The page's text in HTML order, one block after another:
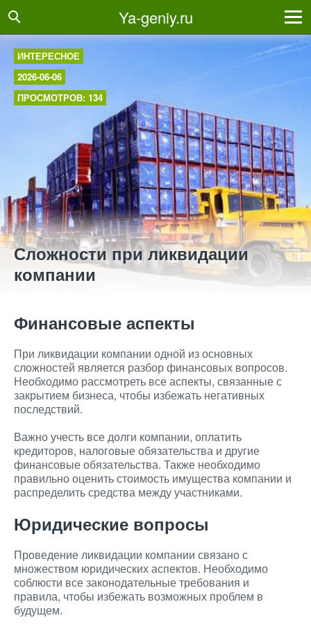
Ya-geniy.ru
ИНТЕРЕСНОЕ
2026-06-06
ПРОСМОТРОВ: 134
Сложности при ликвидации
компании
Финансовые аспекты
При ликвидации компании одной из основных
сложностей является разбор финансовых вопросов.
Необходимо рассмотреть все аспекты, связанные с
закрытием бизнеса, чтобы избежать негативных
последствий.
Важно учесть все долги компании, оплатить
кредиторов, налоговые обязательства и другие
финансовые обязательства. Также необходимо
правильно оценить стоимость имущества компании и
распределить средства между участниками.
Юридические вопросы
Проведение ликвидации компании связано с
множеством юридических аспектов. Необходимо
соблюсти все законодательные требования и
правила, чтобы избежать возможных проблем в
будущем.